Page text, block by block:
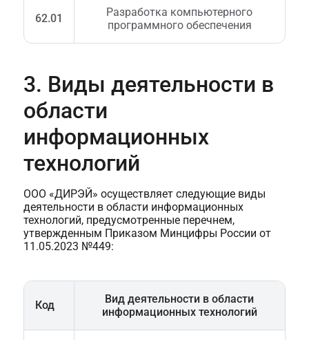
62.01
Разработка компьютерного
программного обеспечения
3. Виды деятельности в
области
информационных
технологий
ООО «ДИРЭЙ» осуществляет следующие виды
деятельности в области информационных
технологий, предусмотренные перечнем,
утвержденным Приказом Минцифры России от
11.05.2023 №449:
Код
Вид деятельности в области
информационных технологий